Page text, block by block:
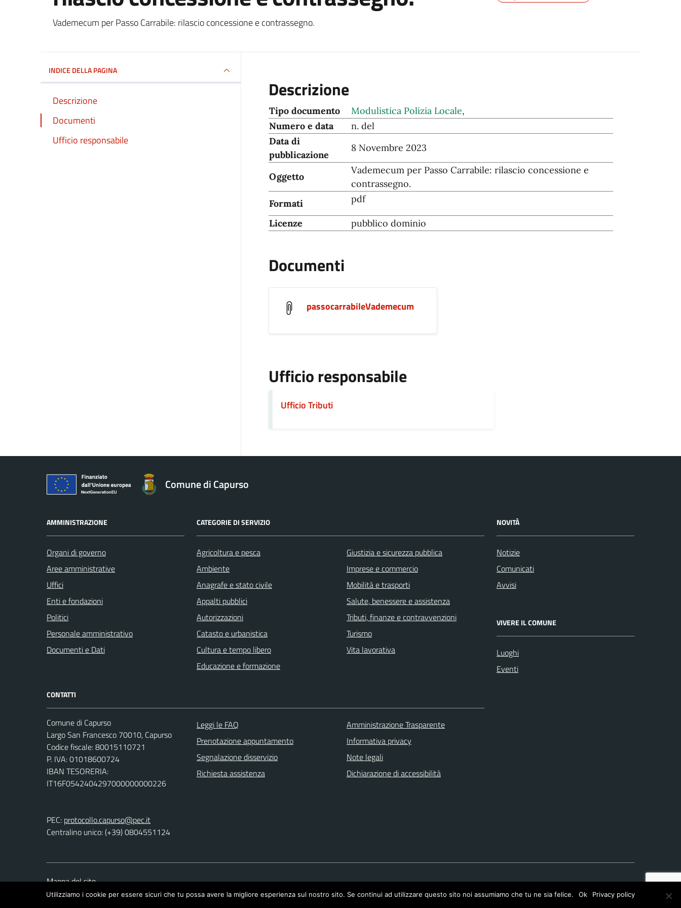
Dettagli del documento
Vademecum per Passo Carrabile: rilascio concessione e contrassegno.
INDICE DELLA PAGINA
Descrizione
Documenti
Ufficio responsabile
Descrizione
Tipo documento Modulistica Polizia Locale,
Numero e data
n. del
Data di
pubblicazione
8 Novembre 2023
Oggetto
Vademecum per Passo Carrabile: rilascio concessione e
contrassegno.
Formati
pdf
Licenze pubblico dominio
Documenti
passocarrabileVademecum
Ufficio responsabile
Ufficio Tributi
Comune di Capurso
AMMINISTRAZIONE
Organi di governo
Aree amministrative
Uffici
Enti e fondazioni
Politici
Personale amministrativo
Documenti e Dati
CATEGORIE DI SERVIZIO
Agricoltura e pesca
Ambiente
Anagrafe e stato civile
Appalti pubblici
Autorizzazioni
Catasto e urbanistica
Cultura e tempo libero
Educazione e formazione
Giustizia e sicurezza pubblica
Imprese e commercio
Mobilità e trasporti
Salute, benessere e assistenza
Tributi, finanze e contravvenzioni
Turismo
Vita lavorativa
NOVITÀ
Notizie
Comunicati
Avvisi
VIVERE IL COMUNE
Luoghi
Eventi
CONTATTI
Comune di Capurso
Largo San Francesco 70010, Capurso
Codice fiscale: 80015110721
P. IVA: 01018600724
IBAN TESORERIA:
IT16F0542404297000000000226
PEC: protocollo.capurso@pec.it
Centralino unico: (+39) 0804551124
Leggi le FAQ
Prenotazione appuntamento
Segnalazione disservizio
Richiesta assistenza
Amministrazione Trasparente
Informativa privacy
Note legali
Dichiarazione di accessibilità
Mappa del sito
Utilizziamo i cookie per essere sicuri che tu possa avere la migliore esperienza sul nostro sito. Se continui ad utilizzare questo sito noi assumiamo che tu ne sia felice. Ok Privacy policy